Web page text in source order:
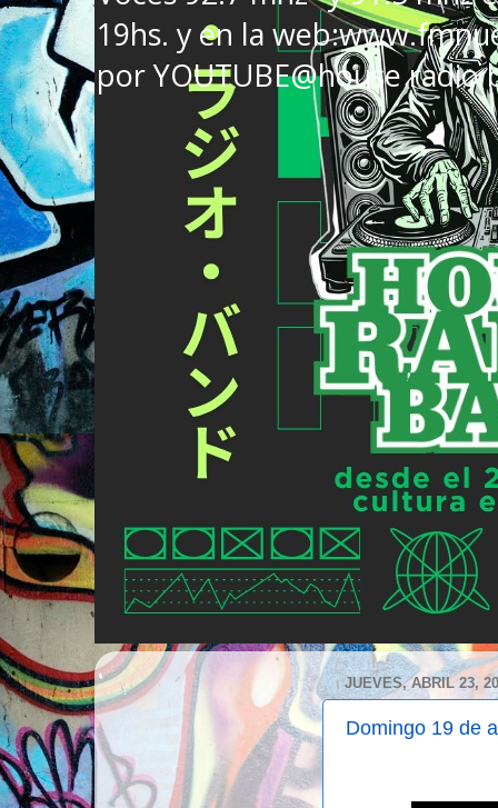
19hs. y en la
por YOUTUBE@house radio
JUEVES, ABRIL 23,
Domingo 19 de